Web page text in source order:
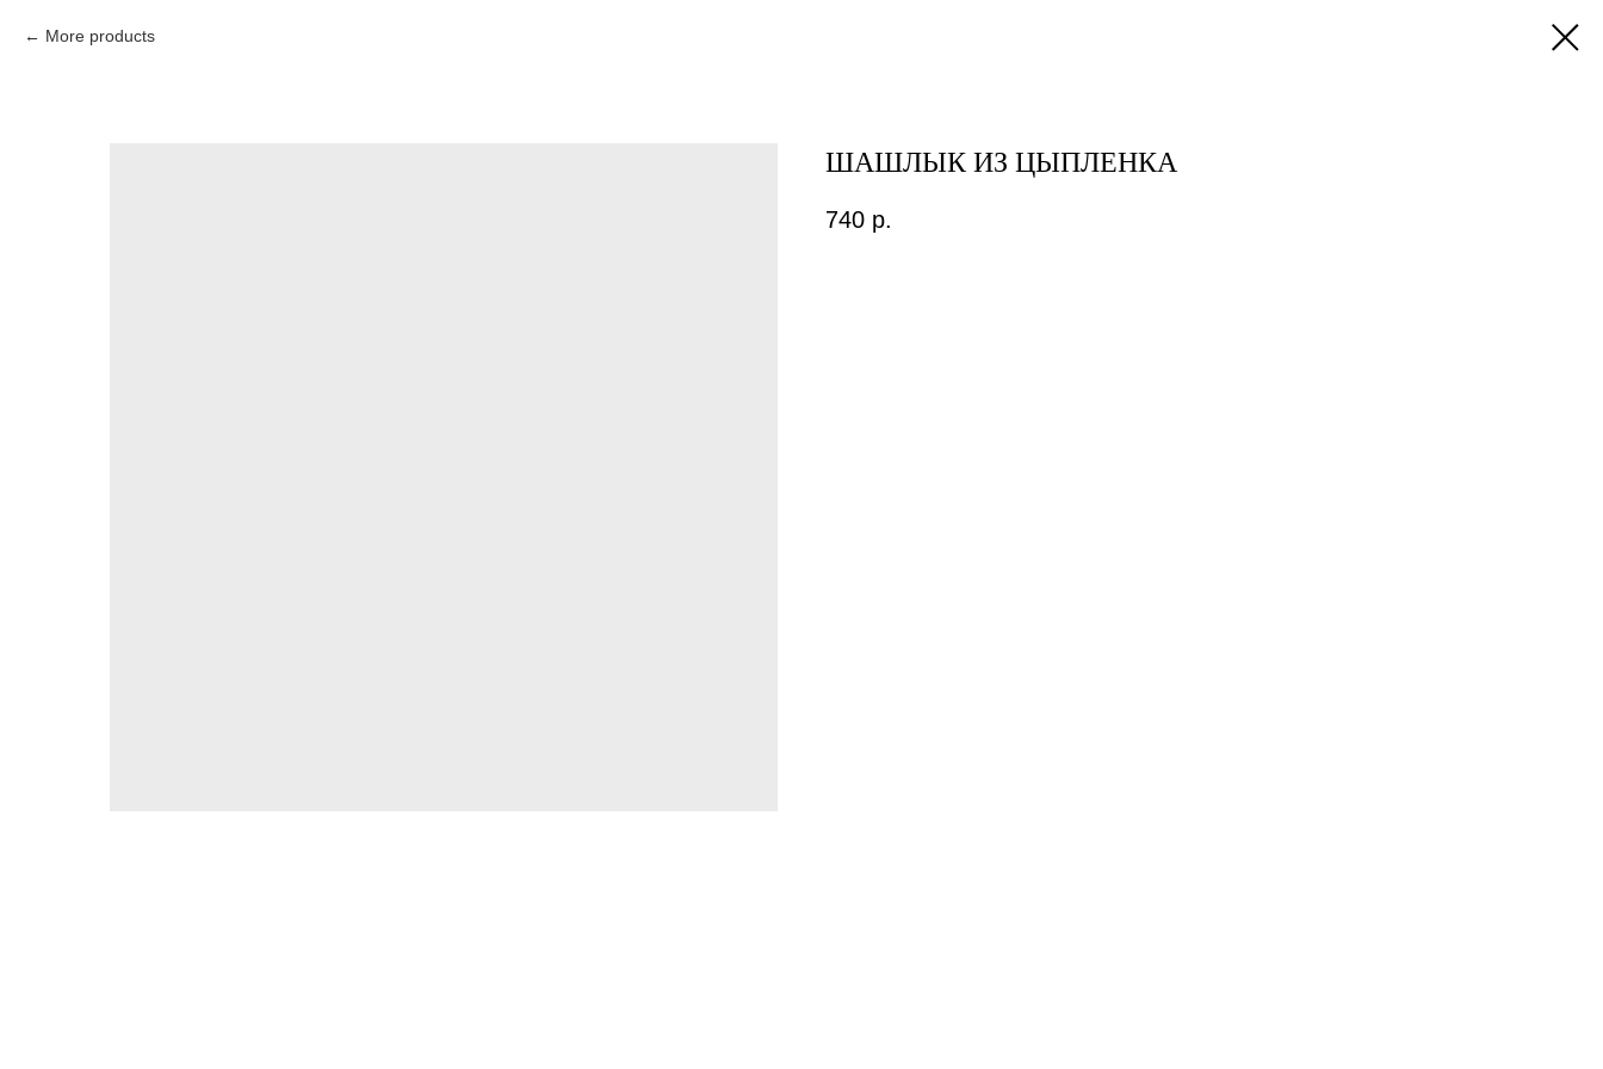
More products
ШАШЛЫК ИЗ ЦЫПЛЕНКА
740 р.